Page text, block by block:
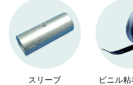
スリーブ ビニル